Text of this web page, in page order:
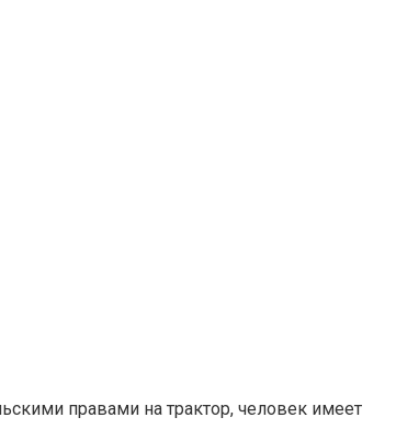
правами на трактор, человек имеет